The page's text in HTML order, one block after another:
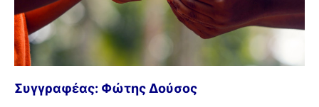
Συγγραφέας: Φώτης Δούσος